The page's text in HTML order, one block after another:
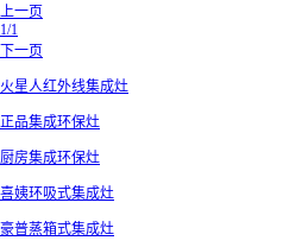
上一页
1/1
下一页
火星人红外线集成灶
正品集成环保灶
厨房集成环保灶
喜姨环吸式集成灶
豪普蒸箱式集成灶